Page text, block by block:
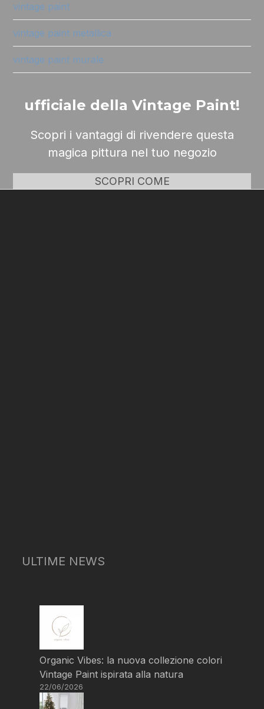
vintage paint
vintage paint metallica
vintage paint murale
ufficiale della Vintage Paint!
Scopri i vantaggi di rivendere questa
magica pittura nel tuo negozio
SCOPRI COME
ULTIME NEWS
Organic Vibes: la nuova collezione colori
Vintage Paint ispirata alla natura
22/06/2026